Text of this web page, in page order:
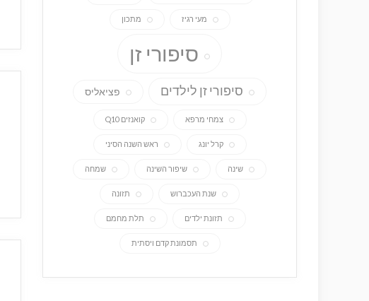
מעי רגיז מתכון
סיפורי זן
סיפורי זן לילדים פציאליס
צמחי מרפא קואנזים Q10
קרל יונג ראש השנה הסיני
שינה שיפור השינה שמחה
שנת העכברוש תזונה
תזונת ילדים תלת מחמם
תסמונת קדם ויסתית